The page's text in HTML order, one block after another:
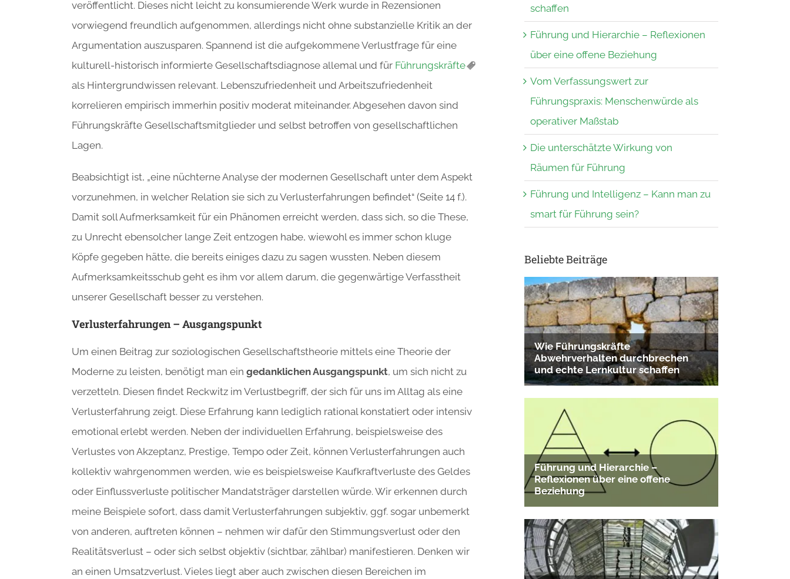
veröffentlicht. Dieses nicht leicht zu konsumierende Werk wurde in Rezensionen
vorwiegend freundlich aufgenommen, allerdings nicht ohne substanzielle Kritik an der
Argumentation auszusparen. Spannend ist die aufgekommene Verlustfrage für eine
kulturell-historisch informierte Gesellschaftsdiagnose allemal und für Führungskräfte
als Hintergrundwissen relevant. Lebenszufriedenheit und Arbeitszufriedenheit
korrelieren empirisch immerhin positiv moderat miteinander. Abgesehen davon sind
Führungskräfte Gesellschaftsmitglieder und selbst betroffen von gesellschaftlichen
Lagen.
Beabsichtigt ist, „eine nüchterne Analyse der modernen Gesellschaft unter dem Aspekt
vorzunehmen, in welcher Relation sie sich zu Verlusterfahrungen befindet“ (Seite 14 f.).
Damit soll Aufmerksamkeit für ein Phänomen erreicht werden, dass sich, so die These,
zu Unrecht ebensolcher lange Zeit entzogen habe, wiewohl es immer schon kluge
Köpfe gegeben hätte, die bereits einiges dazu zu sagen wussten. Neben diesem
Aufmerksamkeitsschub geht es ihm vor allem darum, die gegenwärtige Verfasstheit
unserer Gesellschaft besser zu verstehen.
Verlusterfahrungen – Ausgangspunkt
Um einen Beitrag zur soziologischen Gesellschaftstheorie mittels eine Theorie der
Moderne zu leisten, benötigt man ein gedanklichen Ausgangspunkt, um sich nicht zu
verzetteln. Diesen findet Reckwitz im Verlustbegriff, der sich für uns im Alltag als eine
Verlusterfahrung zeigt. Diese Erfahrung kann lediglich rational konstatiert oder intensiv
emotional erlebt werden. Neben der individuellen Erfahrung, beispielsweise des
Verlustes von Akzeptanz, Prestige, Tempo oder Zeit, können Verlusterfahrungen auch
kollektiv wahrgenommen werden, wie es beispielsweise Kaufkraftverluste des Geldes
oder Einflussverluste politischer Mandatsträger darstellen würde. Wir erkennen durch
meine Beispiele sofort, dass damit Verlusterfahrungen subjektiv, ggf. sogar unbemerkt
von anderen, auftreten können – nehmen wir dafür den Stimmungsverlust oder den
Realitätsverlust – oder sich selbst objektiv (sichtbar, zählbar) manifestieren. Denken wir
an einen Umsatzverlust. Vieles liegt aber auch zwischen diesen Bereichen im
schaffen
Führung und Hierarchie – Reflexionen
über eine offene Beziehung
Vom Verfassungswert zur
Führungspraxis: Menschenwürde als
operativer Maßstab
Die unterschätzte Wirkung von
Räumen für Führung
Führung und Intelligenz – Kann man zu
smart für Führung sein?
Beliebte Beiträge